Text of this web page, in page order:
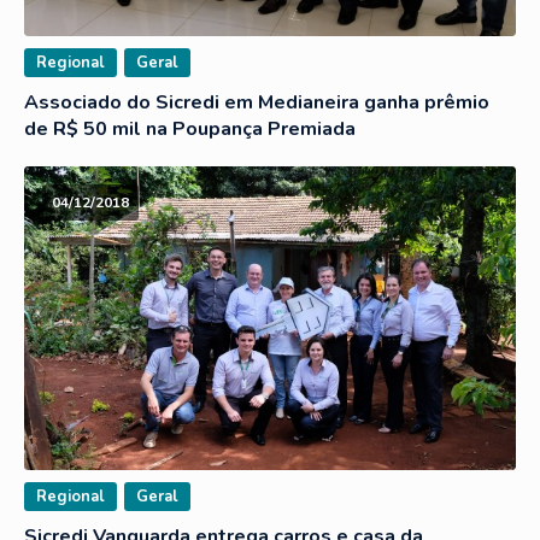
Regional Geral
Associado do Sicredi em Medianeira ganha prêmio
de R$ 50 mil na Poupança Premiada
04/12/2018
Regional Geral